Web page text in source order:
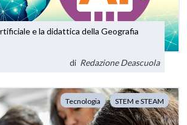
e la didattica della Geografia
di Redazione Deascuola
Tecnologia STEM e STEAM